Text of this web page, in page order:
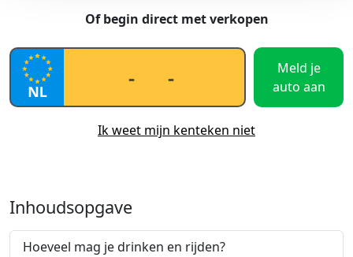
Of begin direct met verkopen
Meld je
auto aan
Ik weet mijn kenteken niet
Inhoudsopgave
Hoeveel mag je drinken en rijden?